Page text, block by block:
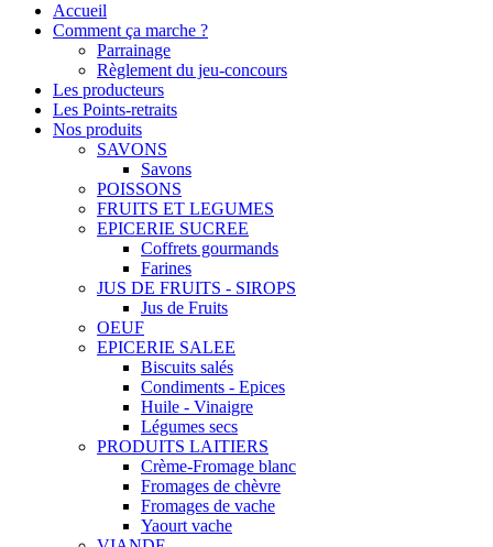
Accueil
Comment ça marche ?
Parrainage
Règlement du jeu-concours
Les producteurs
Les Points-retraits
Nos produits
SAVONS
Savons
POISSONS
FRUITS ET LEGUMES
EPICERIE SUCREE
Coffrets gourmands
Farines
JUS DE FRUITS - SIROPS
Jus de Fruits
OEUF
EPICERIE SALEE
Biscuits salés
Condiments - Epices
Huile - Vinaigre
Légumes secs
PRODUITS LAITIERS
Crème-Fromage blanc
Fromages de chèvre
Fromages de vache
Yaourt vache